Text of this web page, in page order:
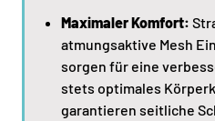
Maximaler Komfort:
atmungsaktive Mesh
sorgen für eine
stets optimales
garantieren seitliche